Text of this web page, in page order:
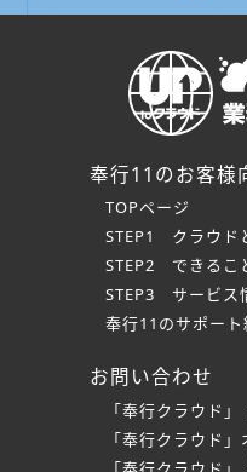
奉行11のお客様
TOPページ
STEP1 クラウド
STEP2 できるこ
STEP3 サービス
奉行11のサポート
お問い合わせ
「奉行クラウド
「奉行クラウド
「奉行クラウド